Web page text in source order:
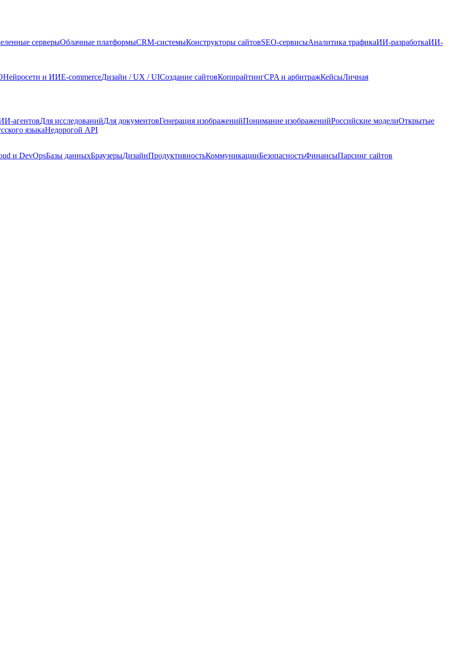
серверыОблачные платформыCRM-системыКонструкторы сайтовSEO-сервисыАналитика трафикаИИ-разработкаИИ-
Нейросети и ИИE-commerceДизайн / UX / UIСоздание сайтовКопирайтингCPA и арбитражКейсыЛичная
агентовДля исследованийДля документовГенерация изображенийПонимание изображенийРоссийские моделиОткрытые
языкаНедорогой API
и DevOpsБазы данныхБраузерыДизайнПродуктивностьКоммуникацииБезопасностьФинансыПарсинг сайтов